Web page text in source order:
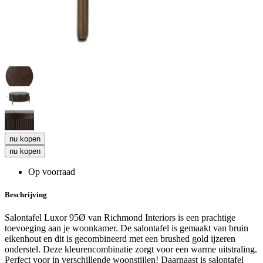
nu kopen
nu kopen
Op voorraad
Beschrijving
Salontafel Luxor 95Ø van Richmond Interiors is een prachtige
toevoeging aan je woonkamer. De salontafel is gemaakt van bruin
eikenhout en dit is gecombineerd met een brushed gold ijzeren
onderstel. Deze kleurencombinatie zorgt voor een warme uitstraling.
Perfect voor in verschillende woonstijlen! Daarnaast is salontafel